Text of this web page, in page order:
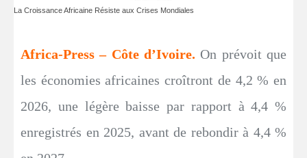
La Croissance Africaine Résiste aux Crises Mondiales
Africa-Press – Côte d’Ivoire. On prévoit que
les économies africaines croîtront de 4,2 % en
2026, une légère baisse par rapport à 4,4 %
enregistrés en 2025, avant de rebondir à 4,4 %